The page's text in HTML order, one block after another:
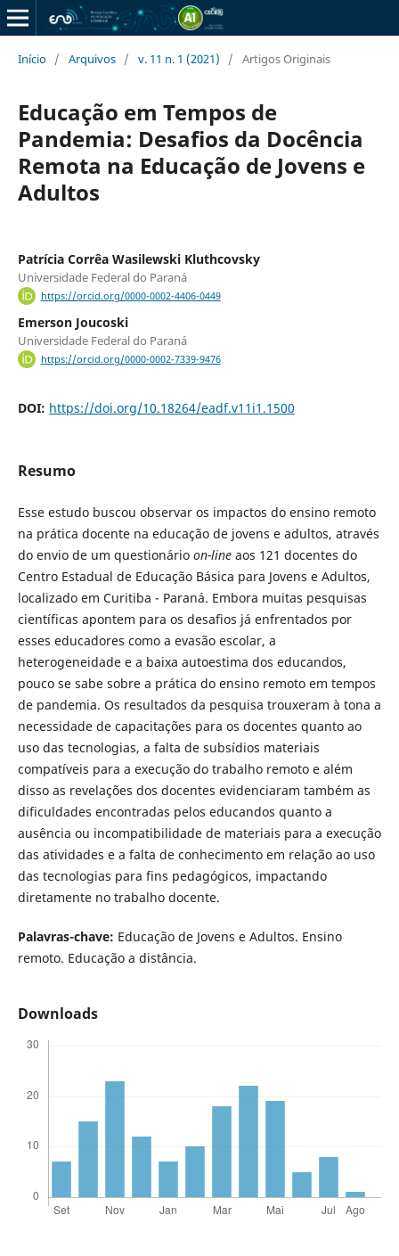
Início / Arquivos / v. 11 n. 1 (2021) / Artigos Originais
Educação em Tempos de
Pandemia: Desafios da Docência
Remota na Educação de Jovens e
Adultos
Patrí­cia Corrêa Wasilewski Kluthcovsky
Universidade Federal do Paraná
https://orcid.org/0000-0002-4406-0449
Emerson Joucoski
Universidade Federal do Paraná
https://orcid.org/0000-0002-7339-9476
DOI: https://doi.org/10.18264/eadf.v11i1.1500
Resumo
Esse estudo buscou observar os impactos do ensino remoto
na prática docente na educação de jovens e adultos, através
do envio de um questionário on-lineaos 121 docentes do
Centro Estadual de Educação Básica para Jovens e Adultos,
localizado em Curitiba - Paraná. Embora muitas pesquisas
científicas apontem para os desafios já enfrentados por
esses educadores como a evasão escolar, a
heterogeneidade e a baixa autoestima dos educandos,
pouco se sabe sobre a prática do ensino remoto em tempos
de pandemia. Os resultados da pesquisa trouxeram à tona a
necessidade de capacitações para os docentes quanto ao
uso das tecnologias, a falta de subsídios materiais
compatíveis para a execução do trabalho remoto e além
disso as revelações dos docentes evidenciaram também as
dificuldades encontradas pelos educandos quanto a
ausência ou incompatibilidade de materiais para a execução
das atividades e a falta de conhecimento em relação ao uso
das tecnologias para fins pedagógicos, impactando
diretamente no trabalho docente.
Palavras-chave: Educação de Jovens e Adultos. Ensino
remoto. Educação a distância.
Downloads